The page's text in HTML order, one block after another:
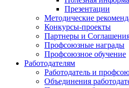
Презентации
Методические
Конкурсы-проекты
Партнеры и
Профсоюзные награды
Профсоюзное обучение
Работодателям
Работодатель и
Объединения